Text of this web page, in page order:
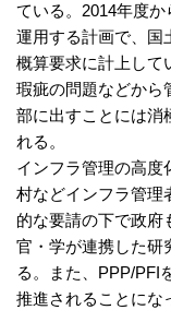
ている。2014年度
運用する計画で、国
概算要求に計上して
瑕疵の問題などから
部に出すことには消
れる。
インフラ管理の高度
村などインフラ管理
的な要請の下で政府
官・学が連携した研
る。また、PPP/PFI
推進されることにな